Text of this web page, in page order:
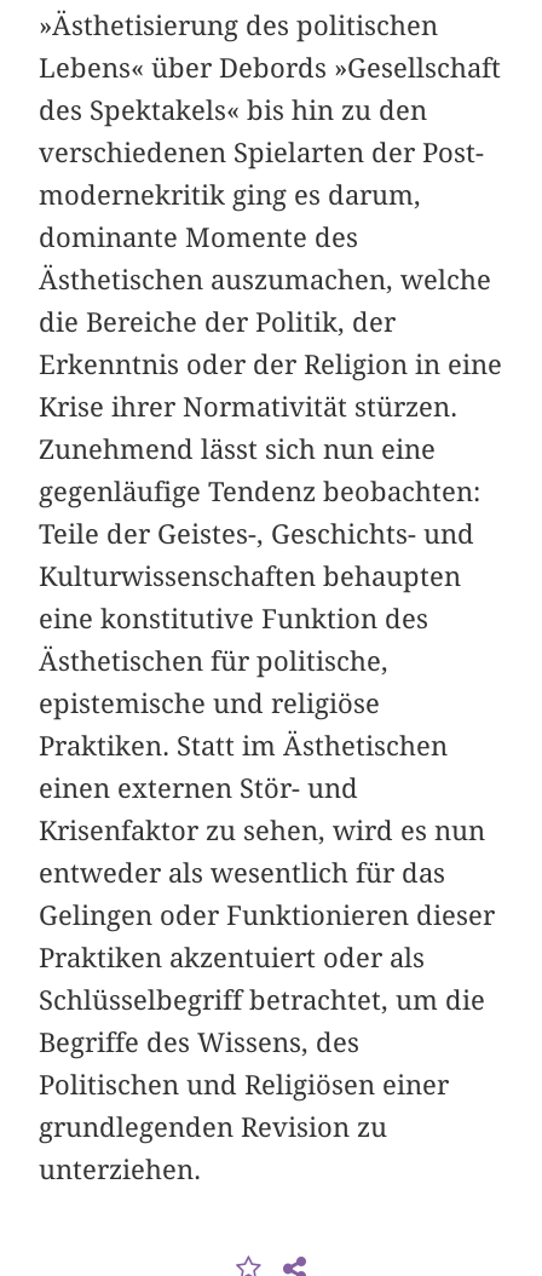
»Ästhetisierung des politischen
Lebens« über Debords »Gesellschaft
des Spektakels« bis hin zu den
verschiedenen Spielarten der Post­
modernekritik ging es darum,
dominante Momente des
Ästhetischen auszumachen, welche
die Bereiche der Politik, der
Erkenntnis oder der Religion in eine
Krise ihrer Norma­tivität stürzen.
Zunehmend lässt sich nun eine
gegenläufige Tendenz beobachten:
Teile der Geistes-, Geschichts- und
Kulturwissenschaften behaupten
eine konstitutive Funktion des
Ästhetischen für politische,
epistemische und religiöse
Praktiken. Statt im Ästhetischen
einen externen Stör- und
Krisenfaktor zu sehen, wird es nun
entweder als wesentlich für das
Gelingen oder Funktionieren dieser
Praktiken akzentuiert oder als
Schlüsselbegriff betrachtet, um die
Begriffe des Wissens, des
Politischen und Religiösen einer
grundlegenden Revision zu
unterziehen.